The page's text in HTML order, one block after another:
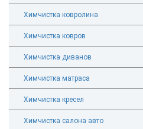
Химчистка ковролина
Химчистка ковров
Химчистка диванов
Химчистка матраса
Химчистка кресел
Химчистка салона авто